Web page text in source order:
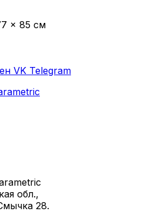
× 85 см
VK Telegram
обл.,
28.